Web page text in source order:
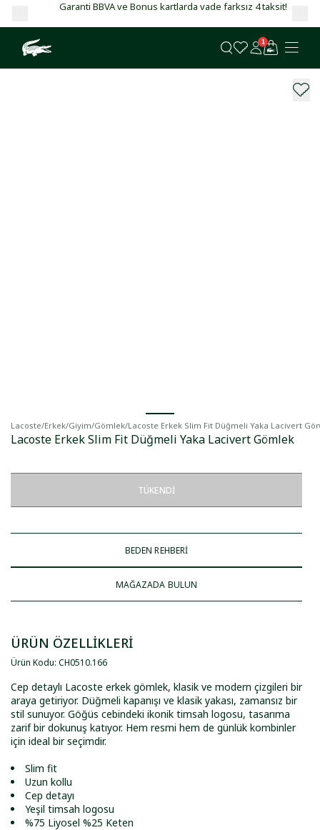
Garanti BBVA ve Bonus kartlarda vade farksız 4 taksit!
1
Lacoste/Erkek/Giyim/Gömlek/Lacoste Erkek Slim Fit Düğmeli Yaka Lacivert
Lacoste Erkek Slim Fit Düğmeli Yaka Lacivert Gömlek
TÜKENDI
BEDEN REHBERİ
MAĞAZADA BULUN
ÜRÜN ÖZELLİKLERİ
Ürün Kodu: CH0510.166
Cep detaylı Lacoste erkek gömlek, klasik ve modern çizgileri bir
araya getiriyor. Düğmeli kapanışı ve klasik yakası, zamansız bir
stil sunuyor. Göğüs cebindeki ikonik timsah logosu, tasarıma
zarif bir dokunuş katıyor. Hem resmi hem de günlük kombinler
için ideal bir seçimdir.
Slim fit
Uzun kollu
Cep detayı
Yeşil timsah logosu
%75 Liyosel %25 Keten